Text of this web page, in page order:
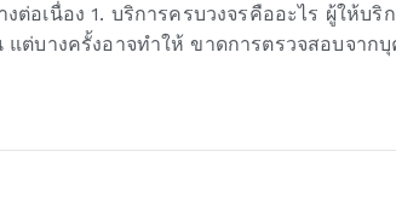
อเนื่อง 1. บริการครบวงจรคืออะไร ผู้ให้บริ
แต่บางครั้งอาจทำให้ ขาดการตรวจสอบจา